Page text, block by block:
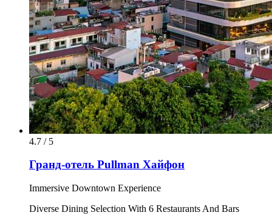
4.7 / 5
Гранд-отель Pullman Хайфон
Immersive Downtown Experience
Diverse Dining Selection With 6 Restaurants And Bars